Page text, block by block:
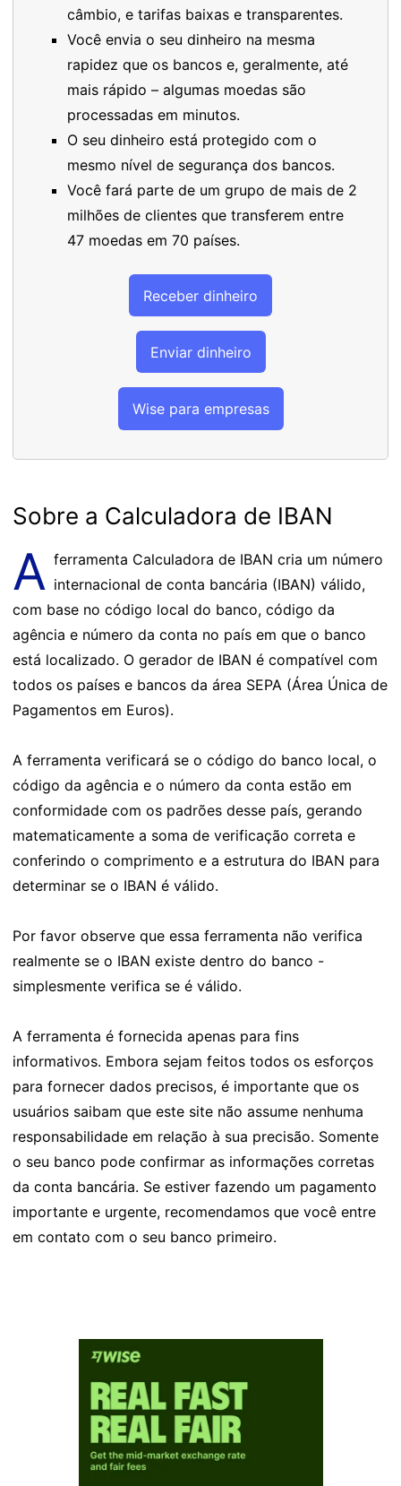
câmbio, e tarifas baixas e transparentes.
Você envia o seu dinheiro na mesma
rapidez que os bancos e, geralmente, até
mais rápido – algumas moedas são
processadas em minutos.
O seu dinheiro está protegido com o
mesmo nível de segurança dos bancos.
Você fará parte de um grupo de mais de 2
milhões de clientes que transferem entre
47 moedas em 70 países.
Receber dinheiro
Enviar dinheiro
Wise para empresas
Sobre a Calculadora de IBAN
A ferramenta Calculadora de IBAN cria um número
internacional de conta bancária (IBAN) válido,
com base no código local do banco, código da
agência e número da conta no país em que o banco
está localizado. O gerador de IBAN é compatível com
todos os países e bancos da área SEPA (Área Única de
Pagamentos em Euros).
A ferramenta verificará se o código do banco local, o
código da agência e o número da conta estão em
conformidade com os padrões desse país, gerando
matematicamente a soma de verificação correta e
conferindo o comprimento e a estrutura do IBAN para
determinar se o IBAN é válido.
Por favor observe que essa ferramenta não verifica
realmente se o IBAN existe dentro do banco -
simplesmente verifica se é válido.
A ferramenta é fornecida apenas para fins
informativos. Embora sejam feitos todos os esforços
para fornecer dados precisos, é importante que os
usuários saibam que este site não assume nenhuma
responsabilidade em relação à sua precisão. Somente
o seu banco pode confirmar as informações corretas
da conta bancária. Se estiver fazendo um pagamento
importante e urgente, recomendamos que você entre
em contato com o seu banco primeiro.